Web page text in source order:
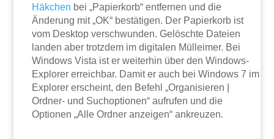
Häkchen bei „Papierkorb“ entfernen und die
Änderung mit „OK“ bestätigen. Der Papierkorb ist
vom Desktop verschwunden. Gelöschte Dateien
landen aber trotzdem im digitalen Mülleimer. Bei
Windows Vista ist er weiterhin über den Windows-
Explorer erreichbar. Damit er auch bei Windows 7 im
Explorer erscheint, den Befehl „Organisieren |
Ordner- und Suchoptionen“ aufrufen und die
Optionen „Alle Ordner anzeigen“ ankreuzen.